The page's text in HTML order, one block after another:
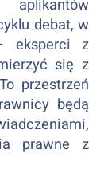
debat, w
eksperci z
się z
przestrzeń
będą
prawne z